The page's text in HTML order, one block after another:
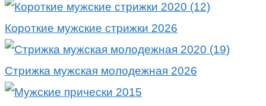
Короткие мужские стрижки 2026
Стрижка мужская молодежная 2026